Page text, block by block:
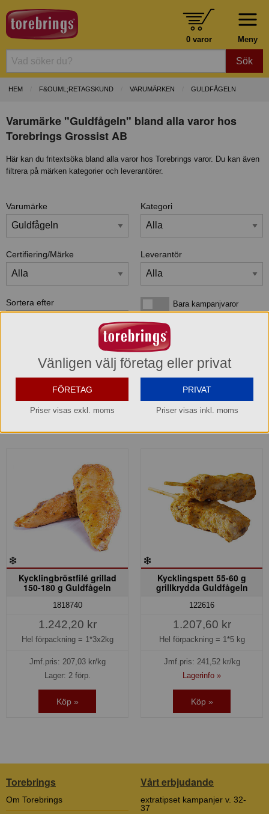
Meny
0 varor
Sök
HEM F&OUML;RETAGSKUND VARUMÄRKEN GULDFÅGELN
Varumärke "Guldfågeln" bland alla varor hos
Torebrings Grossist AB
Här kan du fritextsöka bland alla varor hos Torebrings varor. Du kan även
filtrera på märken kategorier och leverantörer.
Varumärke Kategori
Certifiering/Märke Leverantör
Sortera efter Bara kampanjvarorBara kampanjvaror
Bara lagervaror
Visa maxläge 1 vara/rad
Visa standardlägeVisa standardläge 2 varor/rad
Kycklingbröstfilé grillad
150-180 g Guldfågeln
1818740
1.242,20 kr
Hel förpackning = 1*3x2kg
Jmf.pris: 207,03kr/kg
Lager: 2 förp.
Köp »
Kycklingspett 55-60 g
grillkrydda Guldfågeln
122616
1.207,60 kr
Hel förpackning = 1*5 kg
Jmf.pris: 241,52kr/kg
Lagerinfo »
Köp »
Torebrings
Om Torebrings
Vårt erbjudande
extratipset kampanjer v. 32-
37
Vänligen välj företag eller privat
FÖRETAG
Priser visas exkl. moms
PRIVAT
Priser visas inkl. moms